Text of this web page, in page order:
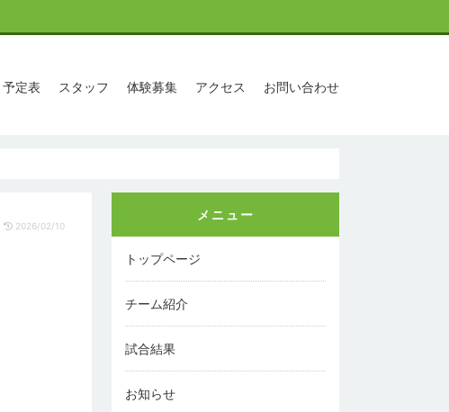
予定表 スタッフ 体験募集 アクセス お問い合わせ
2026/02/10
メニュー
トップページ
チーム紹介
試合結果
お知らせ